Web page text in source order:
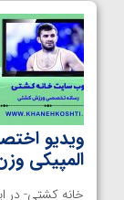
ویدیو
المپیکی وزن ۶۵ کیلوگرم کشتی